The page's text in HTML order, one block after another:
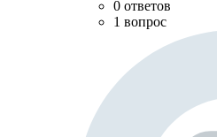
0 ответов
1 вопрос